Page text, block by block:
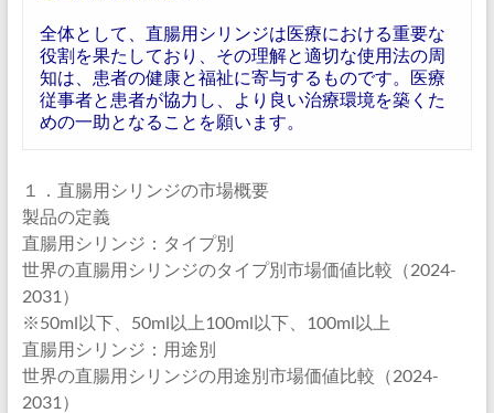
全体として、直腸用シリンジは医療における重要な
役割を果たしており、その理解と適切な使用法の周
知は、患者の健康と福祉に寄与するものです。医療
従事者と患者が協力し、より良い治療環境を築くた
めの一助となることを願います。
１．直腸用シリンジの市場概要
製品の定義
直腸用シリンジ：タイプ別
世界の直腸用シリンジのタイプ別市場価値比較（2024-
2031）
※50ml以下、50ml以上100ml以下、100ml以上
直腸用シリンジ：用途別
世界の直腸用シリンジの用途別市場価値比較（2024-
2031）